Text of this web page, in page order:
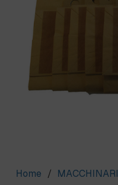
Home / MACCHINARI